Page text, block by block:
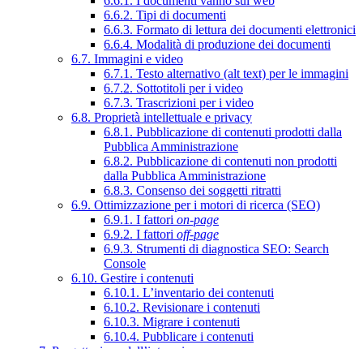
6.6.2. Tipi di documenti
6.6.3. Formato di lettura dei documenti elettronici
6.6.4. Modalità di produzione dei documenti
6.7. Immagini e video
6.7.1. Testo alternativo (alt text) per le immagini
6.7.2. Sottotitoli per i video
6.7.3. Trascrizioni per i video
6.8. Proprietà intellettuale e privacy
6.8.1. Pubblicazione di contenuti prodotti dalla
Pubblica Amministrazione
6.8.2. Pubblicazione di contenuti non prodotti
dalla Pubblica Amministrazione
6.8.3. Consenso dei soggetti ritratti
6.9. Ottimizzazione per i motori di ricerca (SEO)
6.9.1. I fattori on-page
6.9.2. I fattori off-page
6.9.3. Strumenti di diagnostica SEO: Search
Console
6.10. Gestire i contenuti
6.10.1. L’inventario dei contenuti
6.10.2. Revisionare i contenuti
6.10.3. Migrare i contenuti
6.10.4. Pubblicare i contenuti